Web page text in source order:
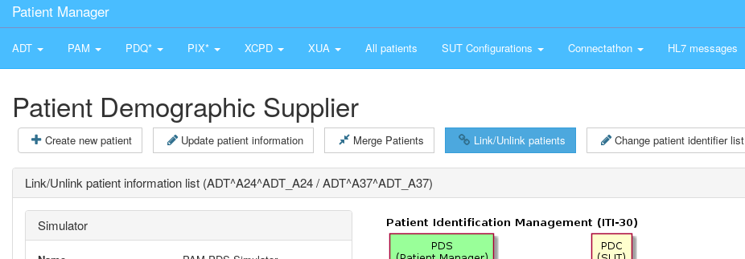
Patient Manager
ADT PAM PDQ* PIX* XCPD XUA All patients SUT Configurations Connectathon HL7 messages
Patient Demographic Supplier
Create new patient Update patient information Merge Patients Link/Unlink patients Change patient identifier list
Link/Unlink patient information list (ADT^A24^ADT_A24 / ADT^A37^ADT_A37)
Simulator